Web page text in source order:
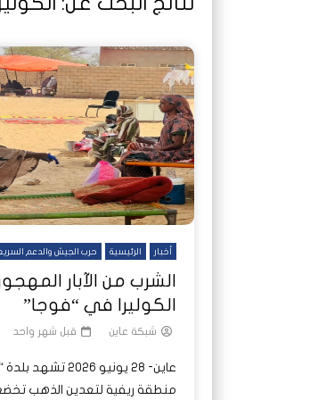
تصدر الدول العربية.. كيف دفعت
ديون السودان إلى ذروتها؟
هجمات المسيرات تضع ملايين
على خطوط النار والجوع
أخبار الرئيسية حرب الجيش والدعم
الشرب من الآبار
الكوليرا في “فوجا”
شبكة عاين قبل شهر واحد
عاين- 28 يونيو
منطقة ريفية لتعدين الذهب